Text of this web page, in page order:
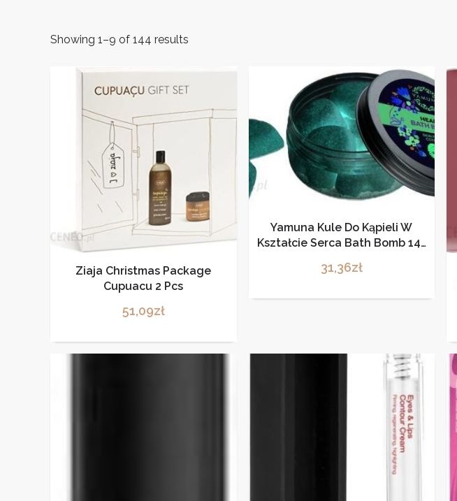
Showing 1–9 of 144 results
Ziaja Christmas Package
Cupuacu 2 Pcs
51,09zł
Yamuna Kule Do Kąpieli W
Kształcie Serca Bath Bomb 145
31,36zł